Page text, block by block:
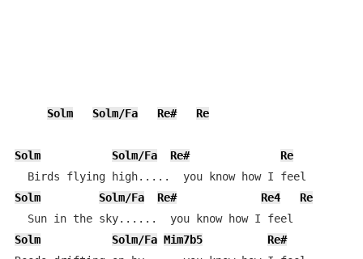
Solm Solm/Fa Re# Re
Solm Solm/Fa Re#
Re
Solm
Solm/Fa Re# Re4
Re
Solm
Solm/Fa Mim7b5
Re#